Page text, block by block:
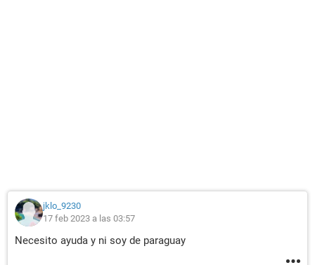
jklo_9230
17 feb 2023 a las 03:57
Necesito ayuda y ni soy de paraguay